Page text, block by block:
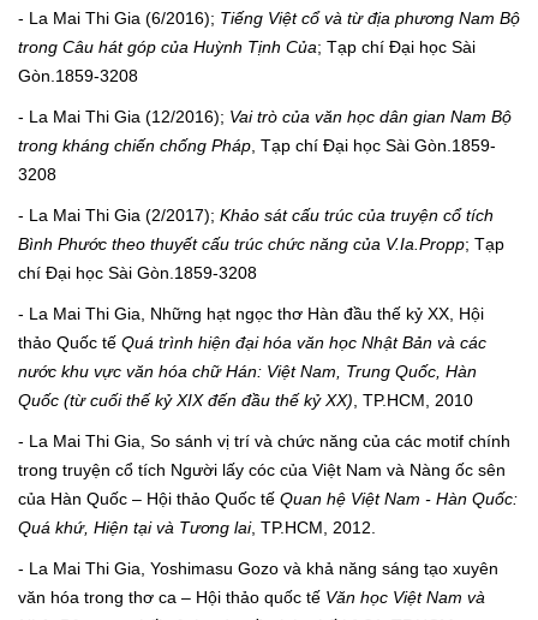
- La Mai Thi Gia (6/2016); Tiếng Việt cổ và từ địa phương Nam Bộ
trong Câu hát góp của Huỳnh Tịnh Của; Tạp chí Đại học Sài
Gòn.1859-3208
- La Mai Thi Gia (12/2016); Vai trò của văn học dân gian Nam Bộ
trong kháng chiến chống Pháp, Tạp chí Đại học Sài Gòn.1859-
3208
- La Mai Thi Gia (2/2017); Khảo sát cấu trúc của truyện cổ tích
Bình Phước theo thuyết cấu trúc chức năng của V.Ia.Propp; Tạp
chí Đại học Sài Gòn.1859-3208
- La Mai Thi Gia, Những hạt ngọc thơ Hàn đầu thế kỷ XX, Hội
thảo Quốc tế Quá trình hiện đại hóa văn học Nhật Bản và các
nước khu vực văn hóa chữ Hán: Việt Nam, Trung Quốc, Hàn
Quốc (từ cuối thế kỷ XIX đến đầu thế kỷ XX), TP.HCM, 2010
- La Mai Thi Gia, So sánh vị trí và chức năng của các motif chính
trong truyện cổ tích Người lấy cóc của Việt Nam và Nàng ốc sên
của Hàn Quốc – Hội thảo Quốc tế Quan hệ Việt Nam - Hàn Quốc:
Quá khứ, Hiện tại và Tương lai, TP.HCM, 2012.
- La Mai Thi Gia, Yoshimasu Gozo và khả năng sáng tạo xuyên
văn hóa trong thơ ca – Hội thảo quốc tế Văn học Việt Nam và